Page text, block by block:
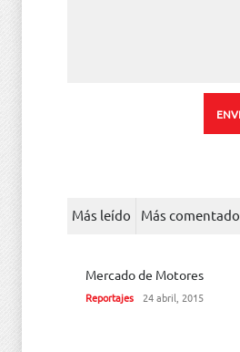
Más leído Más comentado
Mercado de Motores
Reportajes 24 abril, 2015